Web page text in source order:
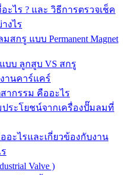
ไร ? และ วิธีการตรวจเช็ค
งไร
กรู แบบ Permanent Magnet
บบ ลูกสูบ VS สกรู
านคาร์แคร์
ากรรม คืออะไร
ระโยชน์จากเครื่องปั๊มลมที่
อะไรและเกี่ยวข้องกับงาน
Valve )